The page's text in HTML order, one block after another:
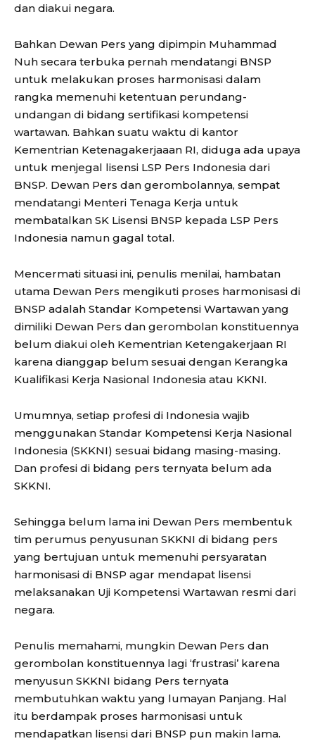
dan diakui negara.
Bahkan Dewan Pers yang dipimpin Muhammad
Nuh secara terbuka pernah mendatangi BNSP
untuk melakukan proses harmonisasi dalam
rangka memenuhi ketentuan perundang-
undangan di bidang sertifikasi kompetensi
wartawan. Bahkan suatu waktu di kantor
Kementrian Ketenagakerjaaan RI, diduga ada upaya
untuk menjegal lisensi LSP Pers Indonesia dari
BNSP. Dewan Pers dan gerombolannya, sempat
mendatangi Menteri Tenaga Kerja untuk
membatalkan SK Lisensi BNSP kepada LSP Pers
Indonesia namun gagal total.
Mencermati situasi ini, penulis menilai, hambatan
utama Dewan Pers mengikuti proses harmonisasi di
BNSP adalah Standar Kompetensi Wartawan yang
dimiliki Dewan Pers dan gerombolan konstituennya
belum diakui oleh Kementrian Ketengakerjaan RI
karena dianggap belum sesuai dengan Kerangka
Kualifikasi Kerja Nasional Indonesia atau KKNI.
Umumnya, setiap profesi di Indonesia wajib
menggunakan Standar Kompetensi Kerja Nasional
Indonesia (SKKNI) sesuai bidang masing-masing.
Dan profesi di bidang pers ternyata belum ada
SKKNI.
Sehingga belum lama ini Dewan Pers membentuk
tim perumus penyusunan SKKNI di bidang pers
yang bertujuan untuk memenuhi persyaratan
harmonisasi di BNSP agar mendapat lisensi
melaksanakan Uji Kompetensi Wartawan resmi dari
negara.
Penulis memahami, mungkin Dewan Pers dan
gerombolan konstituennya lagi ‘frustrasi’ karena
menyusun SKKNI bidang Pers ternyata
membutuhkan waktu yang lumayan Panjang. Hal
itu berdampak proses harmonisasi untuk
mendapatkan lisensi dari BNSP pun makin lama.